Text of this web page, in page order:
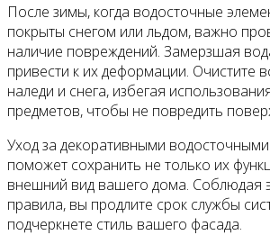
После зимы, когда водосточные
покрыты снегом или льдом, важно
наличие повреждений. Замерзшая
привести к их деформации. Очистите
наледи и снега, избегая
предметов, чтобы не повредить
Уход за декоративными
поможет сохранить не только их
внешний вид вашего дома. Соблюдая
правила, вы продлите срок службы
подчеркнете стиль вашего фасада.